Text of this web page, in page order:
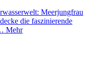
Meerjungfrau
die faszinierende
Mehr